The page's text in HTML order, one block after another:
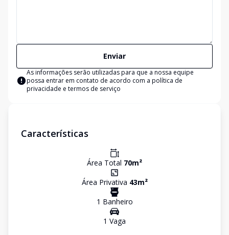
Enviar
As informações serão utilizadas para que a nossa equipe
possa entrar em contato de acordo com a política de
privacidade e termos de serviço
Características
Área Total 70m²
Área Privativa 43m²
1 Banheiro
1 Vaga